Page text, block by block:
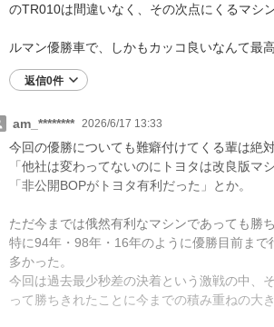
のTR010は間違いなく、その次点にくるマシ
ルマン優勝車で、しかもカッコ良いなんて最高
返信0件
am_******** 2026/6/17 13:33
今回の優勝についても難癖付けてくる輩は絶対
「他社は変わってないのにトヨタは改良版マ
「非公開BOPがトヨタ有利だった」とか。
ただ今までは俄然有利なマシンであっても勝
特に94年・98年・16年のように優勝目前ま
多かった。
今回は過去最少秒差の決着という激戦の中、
って勝ちきれたことに今までの積み重ねの大